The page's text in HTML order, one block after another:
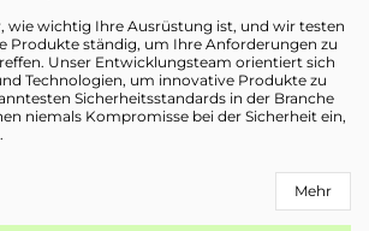
wie wichtig Ihre Ausrüstung ist, und wir testen
Produkte ständig, um Ihre Anforderungen zu
Unser Entwicklungsteam orientiert sich
Technologien, um innovative Produkte zu
Sicherheitsstandards in der Branche
niemals Kompromisse bei der Sicherheit ein,
Mehr